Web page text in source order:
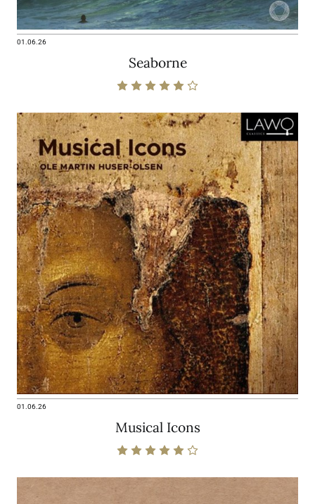
01.06.26
Seaborne
01.06.26
Musical Icons